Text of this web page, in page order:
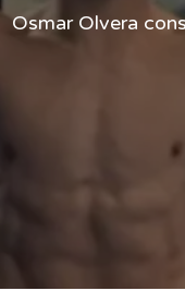
Osmar Olvera